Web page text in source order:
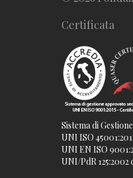
Certificata
Sistema di
UNI ISO
UNI EN ISO
UNI/PdR 125:2002